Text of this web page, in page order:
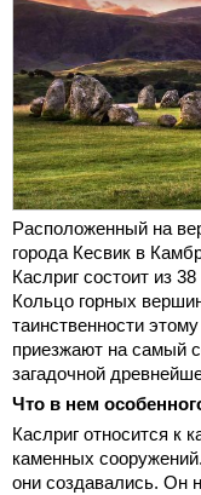
Расположенный на
города Кесвик в
Каслриг состоит из
Кольцо горных
таинственности
приезжают на самый
загадочной
Что в нем
Каслриг относится к
каменных
они создавались. Он